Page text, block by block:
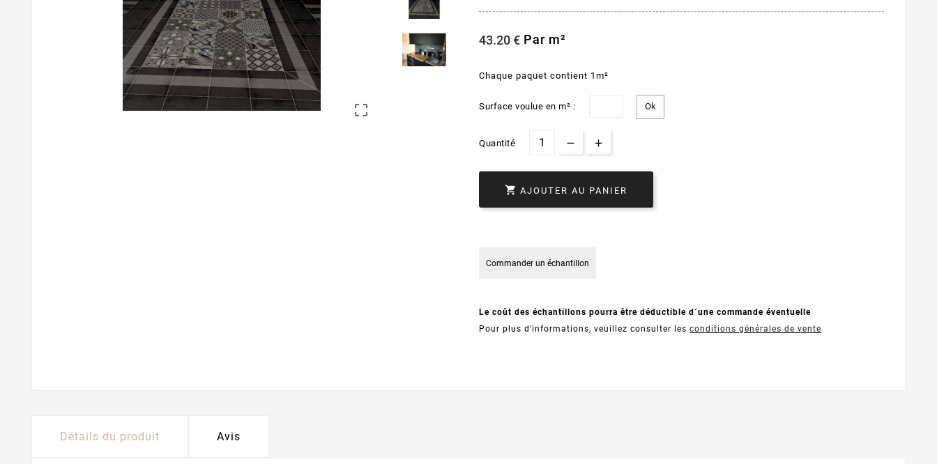

43.20 € Par m²
Chaque paquet contient 1m²
Surface voulue en m² :
Quantité
 AJOUTER AU PANIER
Commander un échantillon
Le coût des échantillons pourra être déductible d´une commande éventuelle
Pour plus d'informations, veuillez consulter les conditions générales de vente
Détails du produit Avis